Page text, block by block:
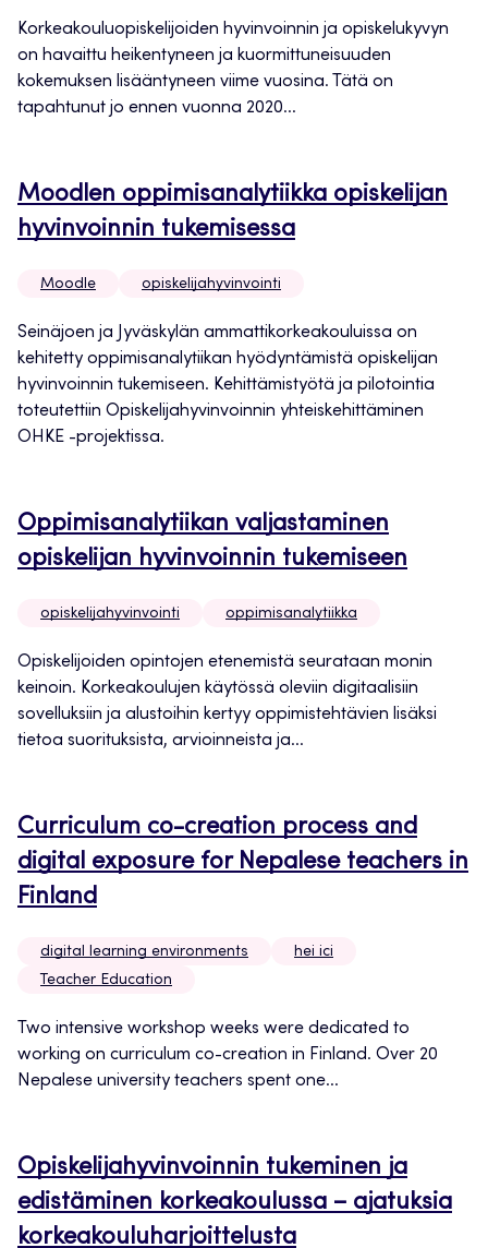
Korkeakouluopiskelijoiden hyvinvoinnin ja opiskelukyvyn
on havaittu heikentyneen ja kuormittuneisuuden
kokemuksen lisääntyneen viime vuosina. Tätä on
tapahtunut jo ennen vuonna 2020...
Moodlen oppimisanalytiikka opiskelijan
hyvinvoinnin tukemisessa
Moodle opiskelijahyvinvointi
Seinäjoen ja Jyväskylän ammattikorkeakouluissa on
kehitetty oppimisanalytiikan hyödyntämistä opiskelijan
hyvinvoinnin tukemiseen. Kehittämistyötä ja pilotointia
toteutettiin Opiskelijahyvinvoinnin yhteiskehittäminen
OHKE -projektissa.
Oppimisanalytiikan valjastaminen
opiskelijan hyvinvoinnin tukemiseen
opiskelijahyvinvointi oppimisanalytiikka
Opiskelijoiden opintojen etenemistä seurataan monin
keinoin. Korkeakoulujen käytössä oleviin digitaalisiin
sovelluksiin ja alustoihin kertyy oppimistehtävien lisäksi
tietoa suorituksista, arvioinneista ja...
Curriculum co-creation process and
digital exposure for Nepalese teachers in
Finland
digital learning environments
hei ici
Teacher Education
Two intensive workshop weeks were dedicated to
working on curriculum co-creation in Finland. Over 20
Nepalese university teachers spent one...
Opiskelijahyvinvoinnin tukeminen ja
edistäminen korkeakoulussa – ajatuksia
korkeakouluharjoittelusta